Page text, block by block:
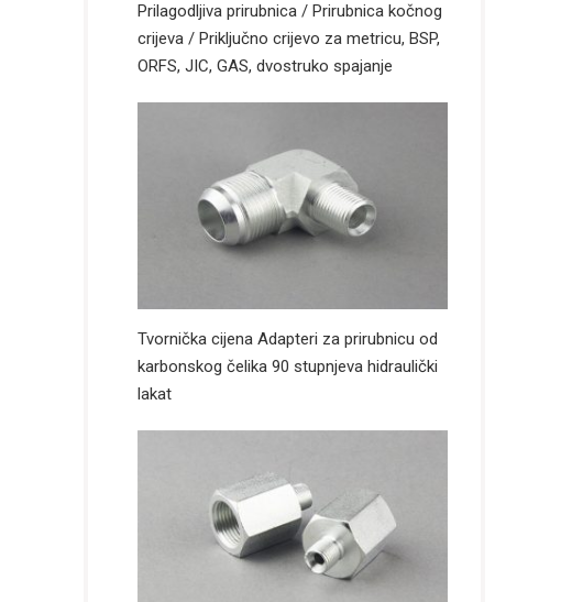
Prilagodljiva prirubnica / Prirubnica kočnog
crijeva / Priključno crijevo za metricu, BSP,
ORFS, JIC, GAS, dvostruko spajanje
Tvornička cijena Adapteri za prirubnicu od
karbonskog čelika 90 stupnjeva hidraulički
lakat